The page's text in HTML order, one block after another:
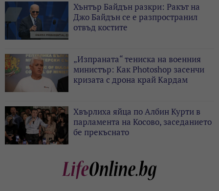
Хънтър Байдън разкри: Ракът на
Джо Байдън се е разпространил
отвъд костите
„Изпраната“ тениска на военния
министър: Как Photoshop засенчи
кризата с дрона край Кардам
Хвърлиха яйца по Албин Курти в
парламента на Косово, заседанието
бе прекъснато